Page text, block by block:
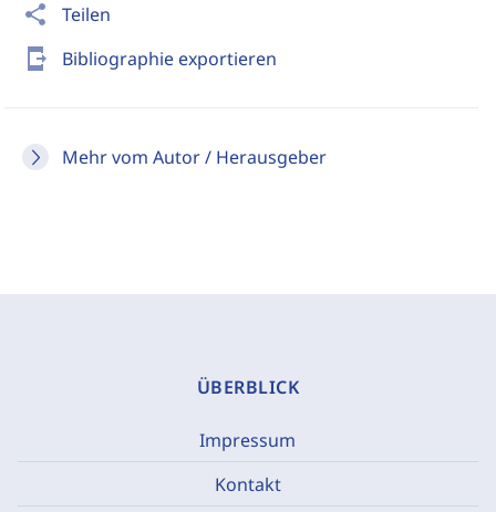
share Teilen
send_to_mobile Bibliographie exportieren
Mehr vom Autor / Herausgeber
ÜBERBLICK
Impressum
Kontakt